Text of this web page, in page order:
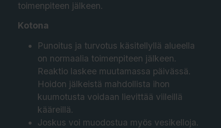
toimenpiteen jälkeen.
Kotona
Punoitus ja turvotus käsitellyllä alueella
on normaalia toimenpiteen jälkeen.
Reaktio laskee muutamassa päivässä.
Hoidon jälkeistä mahdollista ihon
kuumotusta voidaan lievittää viileillä
kääreillä.
Joskus voi muodostua myös vesikelloja.